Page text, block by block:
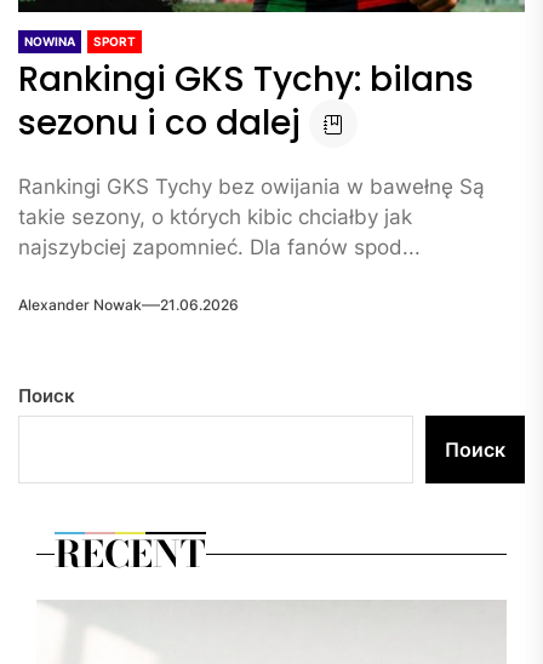
NOWINA SPORT
Rankingi GKS Tychy: bilans
sezonu i co dalej
Rankingi GKS Tychy bez owijania w bawełnę Są
takie sezony, o których kibic chciałby jak
najszybciej zapomnieć. Dla fanów spod...
Alexander Nowak 21.06.2026
Поиск
Поиск
RECENT